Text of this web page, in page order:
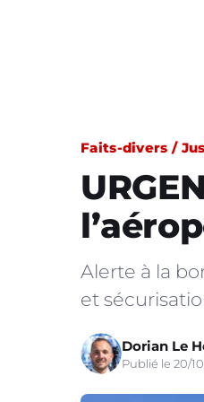
Faits-divers /
Alerte à la
et
Dorian Le
Publié le 20/